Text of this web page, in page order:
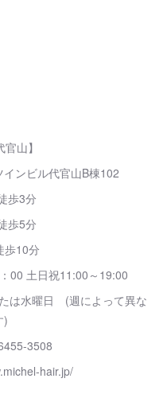
山】
ンビル代官山B棟102
歩3分
歩5分
歩10分
00 土日祝11:00～19:00
は水曜日 (週によって異な
)
3508
hair.jp/